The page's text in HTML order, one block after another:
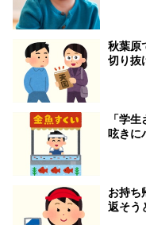
秋葉原
切り抜
「学
呟きに
お持ち
返そう